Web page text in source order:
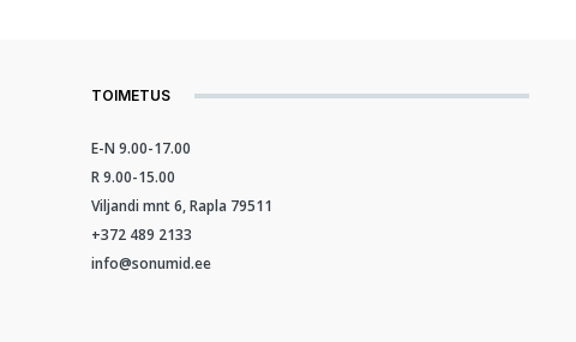
TOIMETUS
E-N 9.00-17.00
R 9.00-15.00
Viljandi mnt 6, Rapla 79511
+372 489 2133
info@sonumid.ee